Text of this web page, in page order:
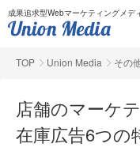
成果追求型Webマーケティングメデ
TOP Union Media その
店舗のマーケ
在庫広告6つの